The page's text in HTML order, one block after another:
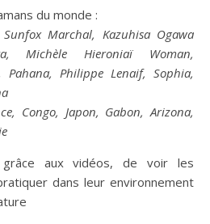
du monde :
Marchal, Kazuhisa Ogawa
Michèle Hieroniaï Woman,
Pahana, Philippe Lenaif, Sophia,
Congo, Japon, Gabon, Arizona,
grâce aux vidéos, de voir les
dans leur environnement